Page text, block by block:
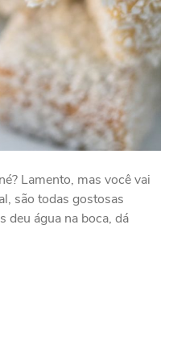
Lamento, mas você vai
são todas gostosas
deu água na boca, dá